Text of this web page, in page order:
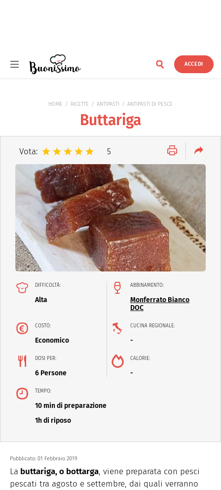
ACCEDI
HOME RICETTE ANTIPASTI ANTIPASTI DI PESCE
Buttariga
Vota: 5
DIFFICOLTÀ:
Alta
ABBINAMENTO:
Monferrato Bianco
DOC
COSTO:
Economico
CUCINA REGIONALE:
-
DOSI PER:
6 Persone
CALORIE:
-
TEMPO:
10 min di preparazione
1h di riposo
Pubblicato: 01 Febbraio 2019
La buttariga, o bottarga, viene preparata con pesci
pescati tra agosto e settembre, dai quali verranno